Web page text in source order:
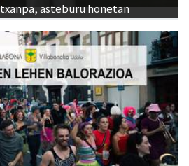
asteburu honetan